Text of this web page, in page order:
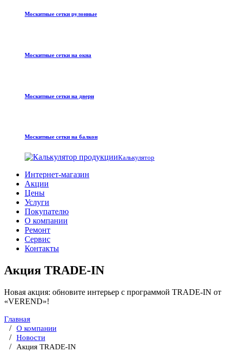
Москитные сетки рулонные
Москитные сетки на окна
Москитные сетки на двери
Москитные сетки на балкон
Калькулятор
Интернет-магазин
Акции
Цены
Услуги
Покупателю
О компании
Ремонт
Сервис
Контакты
Акция TRADE-IN
Новая акция: обновите интерьер с программой TRADE-IN от
«VEREND»!
Главная
О компании
Новости
Акция TRADE-IN